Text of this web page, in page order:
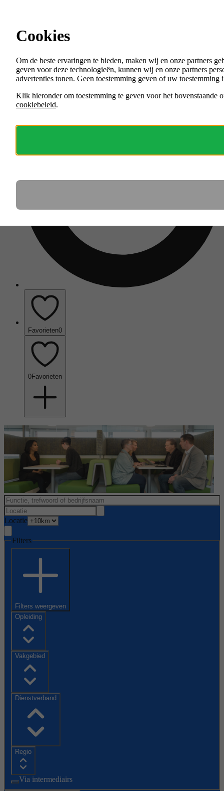
Menu
VACATURES
ORGANISATIES
Favorieten0
0Favorieten
Locatie
Filters
Filters weergeven
Opleiding
Vakgebied
Dienstverband
Regio
Via intermediairs
Cookies
Om de beste ervaringen te bieden, maken wij en onze partners
geven voor deze technologieën, kunnen wij en onze partners
advertenties tonen. Geen toestemming geven of uw
Klik hieronder om toestemming te geven voor het bovenstaande
cookiebeleid.